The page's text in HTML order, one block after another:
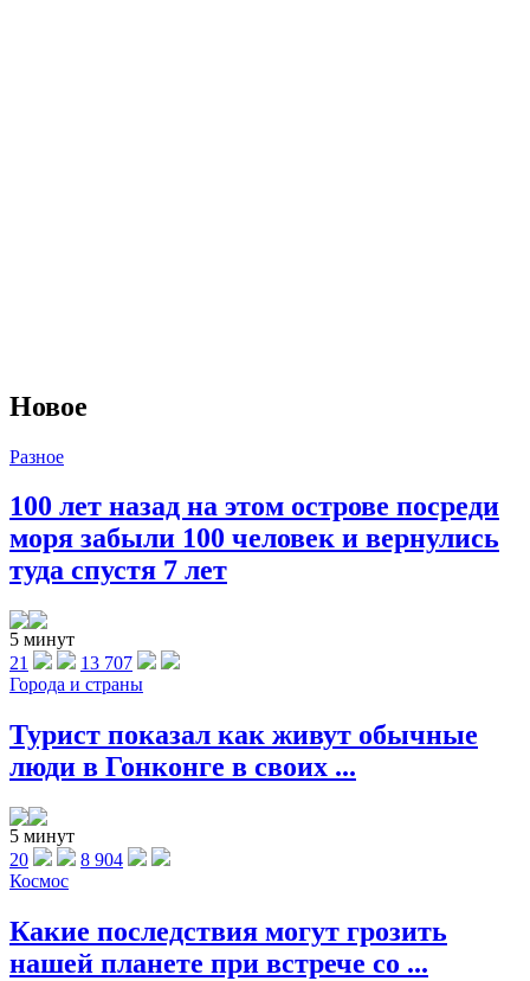
Новое
Разное
100 лет назад на этом острове посреди
моря забыли 100 человек и вернулись
туда спустя 7 лет
5 минут
21
13 707
Города и страны
Турист показал как живут обычные
люди в Гонконге в своих ...
5 минут
20
8 904
Космос
Какие последствия могут грозить
нашей планете при встрече со ...